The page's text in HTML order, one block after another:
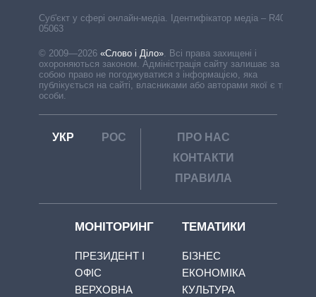
Cуб'єкт у сфері онлайн-медіа. Ідентифікатор медіа – R40-
05063
© 2009—2026 «Слово і Діло» Всі права захищені і
охороняються законом. Адміністрація сайту залишає за
собою право не погоджуватися з інформацією, яка
публікується на сайті, власниками або авторами якої є треті
особи.
УКР РОС
ПРО НАС
КОНТАКТИ
ПРАВИЛА
МОНІТОРИНГ
ПРЕЗИДЕНТ І
ОФІС
ВЕРХОВНА
ТЕМАТИКИ
БІЗНЕС
ЕКОНОМІКА
КУЛЬТУРА